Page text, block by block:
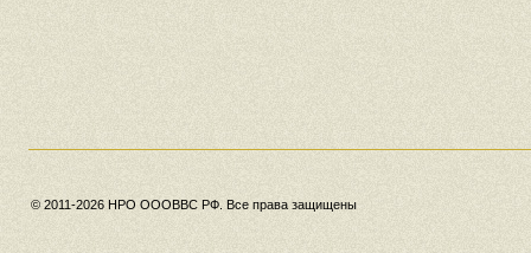
© 2011-2026 НРО ОООВВС РФ. Все права защищены